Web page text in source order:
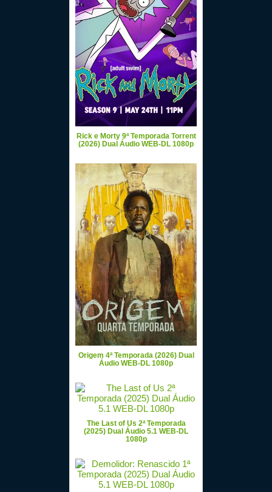
Rick e Morty 9ª Temporada Torrent
(2026) Dual Áudio WEB-DL 1080p
Origem 4ª Temporada (2026) Dual
Áudio WEB-DL 1080p
The Last of Us 2ª Temporada
(2025) Dual Áudio 5.1 WEB-DL
1080p